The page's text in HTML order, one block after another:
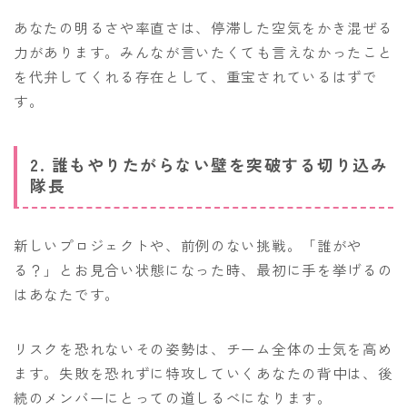
あなたの明るさや率直さは、停滞した空気をかき混ぜる
力があります。みんなが言いたくても言えなかったこと
を代弁してくれる存在として、重宝されているはずで
す。
2. 誰もやりたがらない壁を突破する切り込み
隊長
新しいプロジェクトや、前例のない挑戦。「誰がや
る？」とお見合い状態になった時、最初に手を挙げるの
はあなたです。
リスクを恐れないその姿勢は、チーム全体の士気を高め
ます。失敗を恐れずに特攻していくあなたの背中は、後
続のメンバーにとっての道しるべになります。